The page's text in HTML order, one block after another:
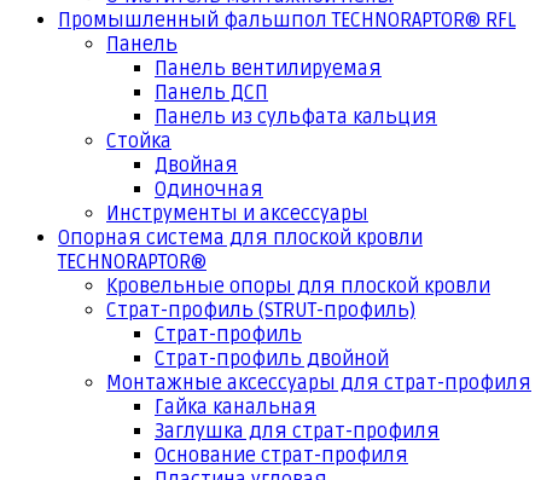
Промышленный фальшпол TECHNORAPTOR® RFL
Панель
Панель вентилируемая
Панель ДСП
Панель из сульфата кальция
Стойка
Двойная
Одиночная
Инструменты и аксессуары
Опорная система для плоской кровли
TECHNORAPTOR®
Кровельные опоры для плоской кровли
Страт-профиль (STRUT-профиль)
Страт-профиль
Страт-профиль двойной
Монтажные аксессуары для страт-профиля
Гайка канальная
Заглушка для страт-профиля
Основание страт-профиля